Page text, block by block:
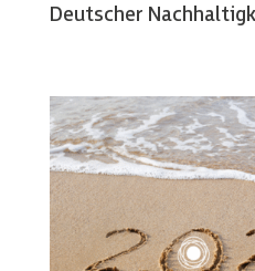
Deutscher